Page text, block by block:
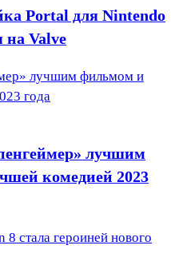
Portal для Nintendo
на Valve
лучшим фильмом и
года
лучшим
комедией 2023
8 стала героиней нового